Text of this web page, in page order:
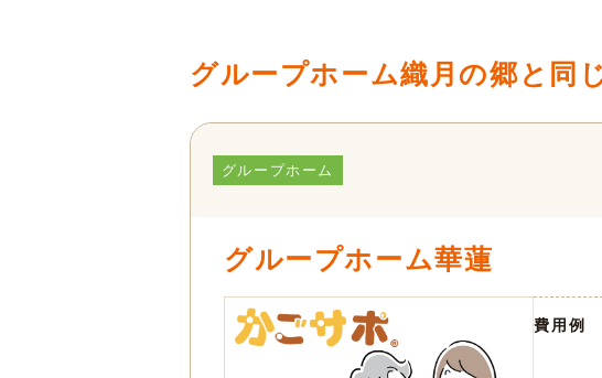
グループホーム織月の郷と同
グループホーム
グループホーム華蓮
費用例